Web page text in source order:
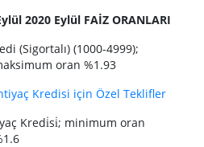
2020 Eylül FAİZ ORANLARI
(Sigortalı) (1000-4999);
oran %1.93
Kredisi için Özel Teklifler
Kredi̇si̇; minimum oran